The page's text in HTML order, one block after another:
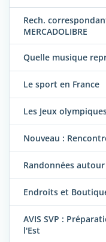
Rech.
MERCADOLIBRE
Quelle musique
Le sport en France
Les Jeux
Nouveau :
Randonnées
Endroits et
AVIS SVP :
l'Est